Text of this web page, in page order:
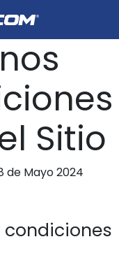
Sitio
de Mayo 2024
condiciones